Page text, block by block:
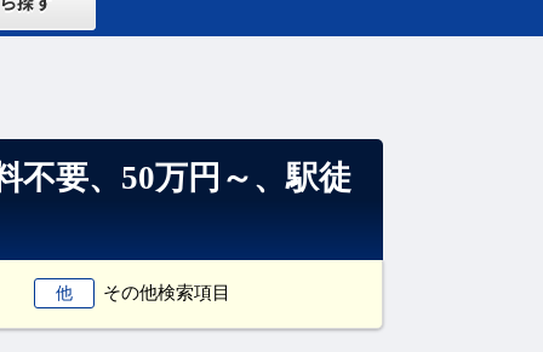
不要、50万円～、駅徒
他 その他検索項目